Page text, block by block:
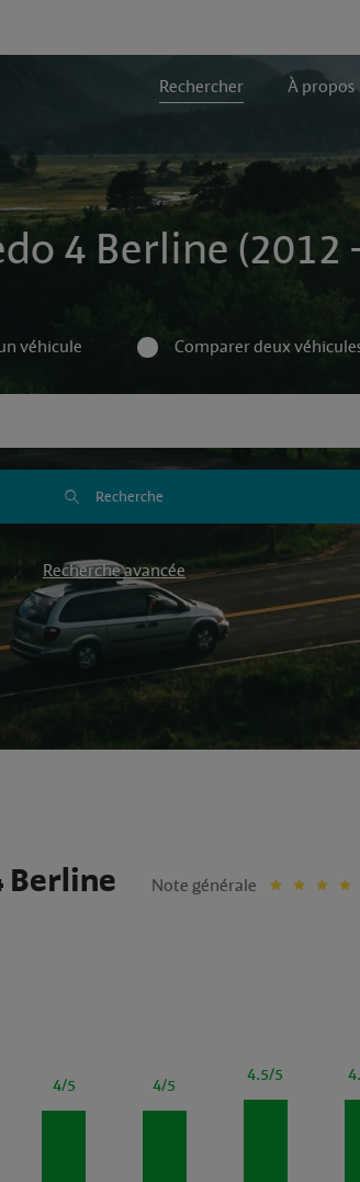
Rechercher À propos
4 Berline (2012
véhicule Comparer deux
Recherche
Recherche avancée
Berline
Note générale
4/5 4/5 4.5/5